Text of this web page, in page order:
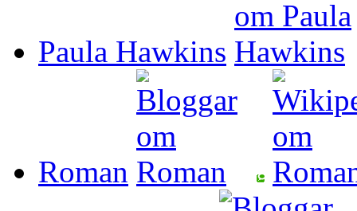
Paula Hawkins
Roman